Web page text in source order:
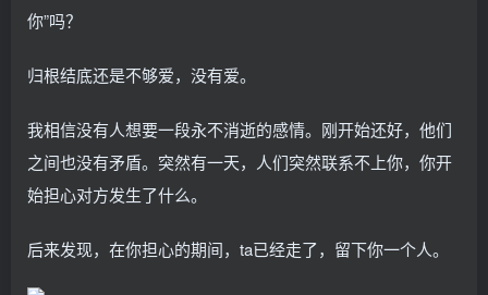
你”吗？
归根结底还是不够爱，没有爱。
我相信没有人想要一段永不消逝的感情。刚开始还好，他们
之间也没有矛盾。突然有一天，人们突然联系不上你，你开
始担心对方发生了什么。
后来发现，在你担心的期间，ta已经走了，留下你一个人。